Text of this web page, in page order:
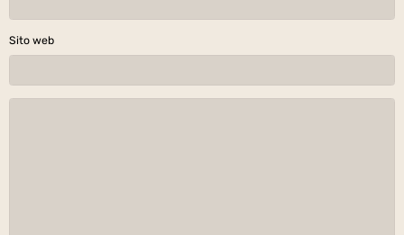
Sito web